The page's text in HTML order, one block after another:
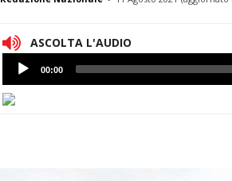
ASCOLTA L'AUDIO
Lettore
Audio
00:00